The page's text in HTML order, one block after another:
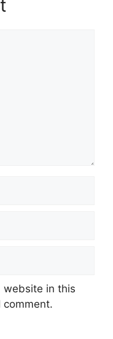
website in this